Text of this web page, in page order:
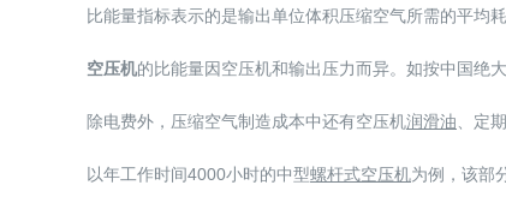
比能量指标表示的是输出单位体积压缩空气所需的平均
空压机的比能量因空压机和输出压力而异。如按中国绝
除电费外，压缩空气制造成本中还有空压机润滑油 、定
以年工作时间4000小时的中型螺杆式空压机为例，该部